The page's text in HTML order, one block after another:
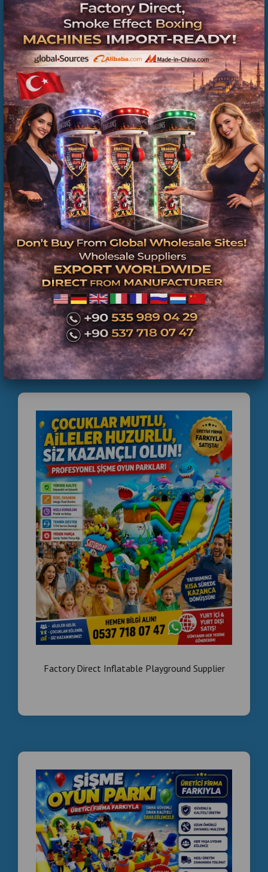
Commercial Inflatable Playground Manufacturer
Turkey | Installation & Project Solutions
Commercial Inflatable Park Projects Worldwide
Factory Direct Inflatable Playground Supplier